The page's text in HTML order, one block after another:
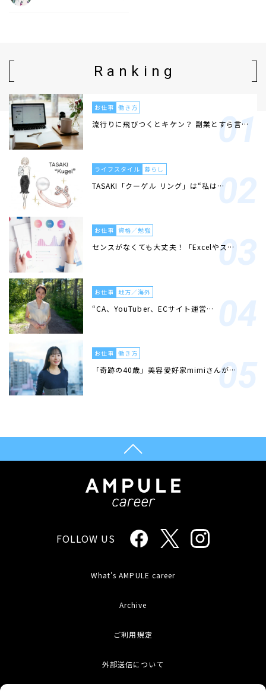
Ranking
お仕事 働き方
流行りに飛びつくとキケン？ 副業とすら言…
ライフスタイル 暮らし
TASAKI「クーゲル リング」は“私は…
お仕事 資格／勉強
センスがなくても大丈夫！「Excelやス…
お仕事 地方／海外
“CA、YouTuber、ECサイト運営…
お仕事 働き方
「奇跡の40歳」美容愛好家mimiさんが…
FOLLOW US
What's AMPULE career
Archive
ご利用規定
外部送信について